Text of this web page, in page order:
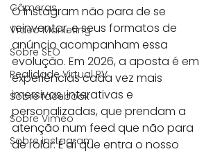
Câmeras
Vídeo Marketing
Sobre SEO
Realidade Virtual RV
Sobre facebook
Sobre Vimeo
Sobre instagram
O Instagram não para de se
reinventar, e seus formatos de
anúncio acompanham essa
evolução. Em 2026, a aposta é em
experiências cada vez mais
imersivas, interativas e
personalizadas, que prendam a
atenção num feed que não para
de rolar. É aí que entra o nosso